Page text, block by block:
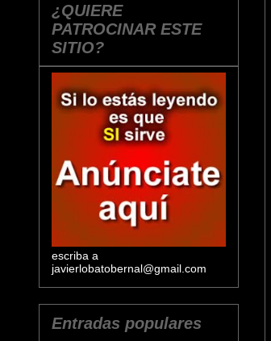
¿QUIERE
PATROCINAR ESTE
SITIO?
escriba a
javierlobatobernal@gmail.com
Entradas populares